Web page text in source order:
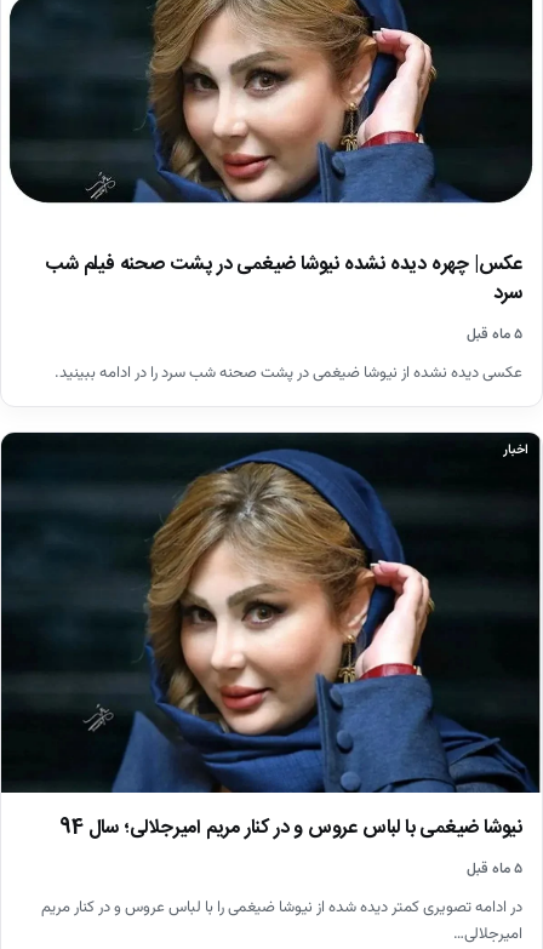
عکس| چهره دیده نشده نیوشا ضیغمی در پشت صحنه فیلم شب
سرد
۵ ماه قبل
عکسی دیده نشده از نیوشا ضیغمی در پشت صحنه شب سرد را در ادامه ببینید.
اخبار
نیوشا ضیغمی با لباس عروس و در کنار مریم امیرجلالی؛ سال 94
۵ ماه قبل
در ادامه تصویری کمتر دیده شده از نیوشا ضیغمی را با لباس عروس و در کنار مریم
امیرجلالی…